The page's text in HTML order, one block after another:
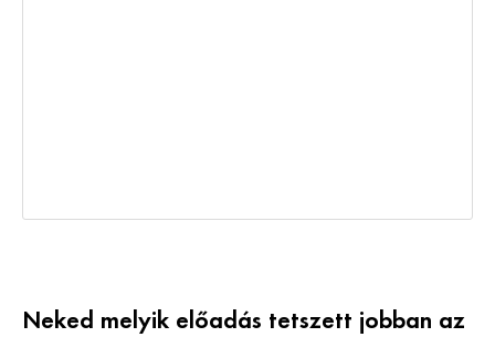
Neked melyik előadás tetszett jobban az